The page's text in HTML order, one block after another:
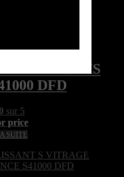
41516 F.BOIS
DFD
0 sur 5
price
SUITE